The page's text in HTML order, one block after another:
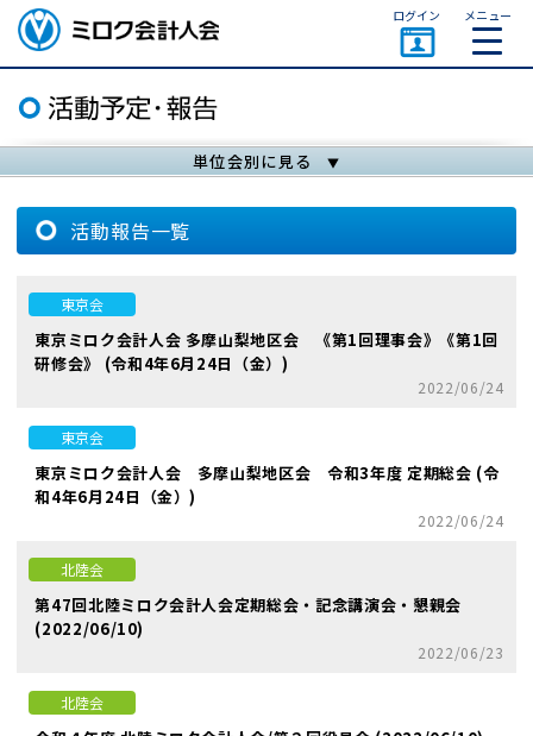
ミロク会計人会 MIROKU
ACCOUNTING PERSON
ASSOCIATION
ログイン メニュー
単位会別に見る
活動報告一覧
東京会
東京ミロク会計人会 多摩山梨地区会 《第1回理事会》《第1回
研修会》 (令和4年6月24日（金）)
2022/06/24
東京会
東京ミロク会計人会 多摩山梨地区会 令和3年度 定期総会 (令
和4年6月24日（金）)
2022/06/24
北陸会
第47回北陸ミロク会計人会定期総会・記念講演会・懇親会
(2022/06/10)
2022/06/23
北陸会